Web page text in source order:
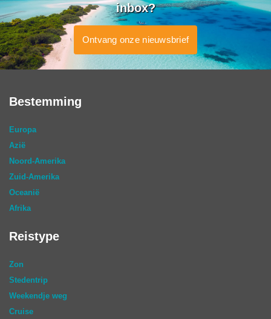
inbox?
Ontvang onze nieuwsbrief
Bestemming
Europa
Azië
Noord-Amerika
Zuid-Amerika
Oceanië
Afrika
Reistype
Zon
Stedentrip
Weekendje weg
Cruise